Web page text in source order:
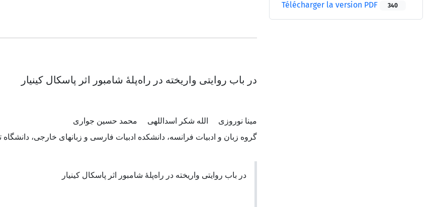
در باب روایتی واریخته در راه‌پلۀ شامبور اثر پاسکال کینیار
مینا نوروزی الله شکر اسداللهی
محمد حسین جواری
گروه زبان و ادبیات فرانسه، دانشکده ادبیات فارسی و زبانهای خارجی، دانشگاه
در باب روایتی واریخته در راه‌پلۀ شامبور اثر پاسکال کینیار
Télécharger la version PDF 340